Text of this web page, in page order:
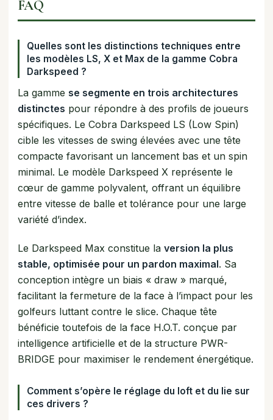
FAQ
Quelles sont les distinctions techniques entre
les modèles LS, X et Max de la gamme Cobra
Darkspeed ?
La gamme se segmente en trois architectures
distinctes pour répondre à des profils de joueurs
spécifiques. Le Cobra Darkspeed LS (Low Spin)
cible les vitesses de swing élevées avec une tête
compacte favorisant un lancement bas et un spin
minimal. Le modèle Darkspeed X représente le
cœur de gamme polyvalent, offrant un équilibre
entre vitesse de balle et tolérance pour une large
variété d’index.
Le Darkspeed Max constitue la version la plus
stable, optimisée pour un pardon maximal. Sa
conception intègre un biais « draw » marqué,
facilitant la fermeture de la face à l’impact pour les
golfeurs luttant contre le slice. Chaque tête
bénéficie toutefois de la face H.O.T. conçue par
intelligence artificielle et de la structure PWR-
BRIDGE pour maximiser le rendement énergétique.
Comment s’opère le réglage du loft et du lie sur
ces drivers ?